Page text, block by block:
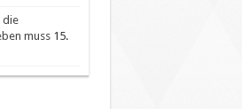
die
muss 15.